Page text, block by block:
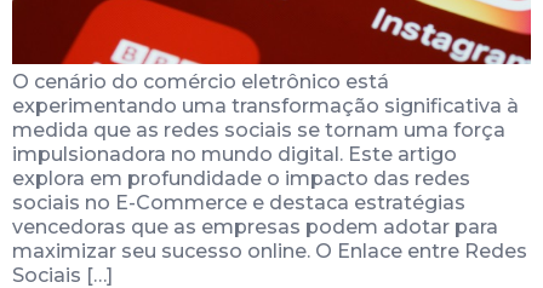
O cenário do comércio eletrônico está
experimentando uma transformação significativa à
medida que as redes sociais se tornam uma força
impulsionadora no mundo digital. Este artigo
explora em profundidade o impacto das redes
sociais no E-Commerce e destaca estratégias
vencedoras que as empresas podem adotar para
maximizar seu sucesso online. O Enlace entre Redes
Sociais […]